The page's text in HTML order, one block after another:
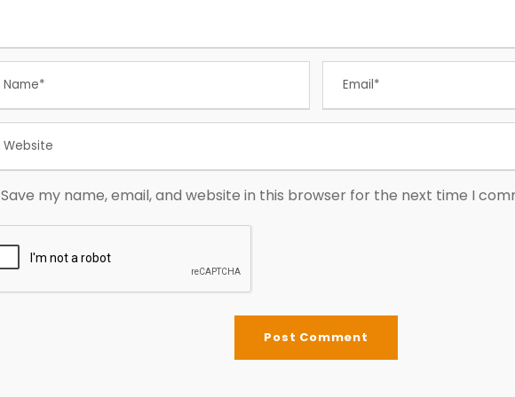
Save my name, email, and website in this browser for the next time I